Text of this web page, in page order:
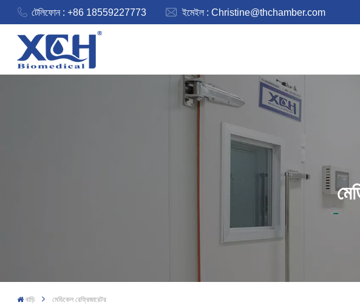
টেলিফোন : +86 18559227773 ইমেইল :Christine@thchamber.com
বাড়ি মেডিকেল রেফ্রিজারেটর